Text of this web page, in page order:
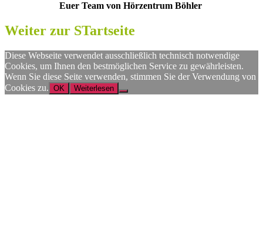
Euer Team von Hörzentrum Böhler
Weiter zur STartseite
Diese Webseite verwendet ausschließlich technisch notwendige
Cookies, um Ihnen den bestmöglichen Service zu gewährleisten.
Wenn Sie diese Seite verwenden, stimmen Sie der Verwendung von
Cookies zu. OK Weiterlesen